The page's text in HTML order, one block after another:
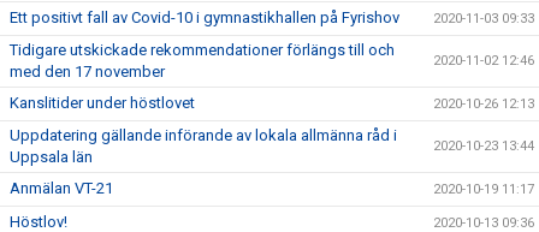
Ett positivt fall av Covid-10 i gymnastikhallen på Fyrishov 2020-11-03 09:33
Tidigare utskickade rekommendationer förlängs till och
med den 17 november
2020-11-02 12:46
Kanslitider under höstlovet 2020-10-26 12:13
Uppdatering gällande införande av lokala allmänna råd i
Uppsala län
2020-10-23 13:44
Anmälan VT-21 2020-10-19 11:17
Höstlov! 2020-10-13 09:36